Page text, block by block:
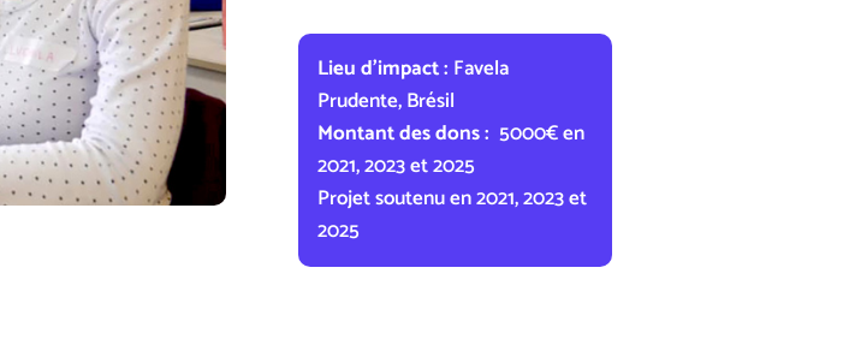
Lieu d’impact : Favela
Prudente, Brésil
Montant des dons : 5000€ en
2021, 2023 et 2025
Projet soutenu en 2021, 2023 et
2025